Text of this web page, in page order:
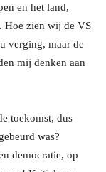
en het land,
Hoe zien wij de VS
verging, maar de
mij denken aan
toekomst, dus
was?
democratie, op